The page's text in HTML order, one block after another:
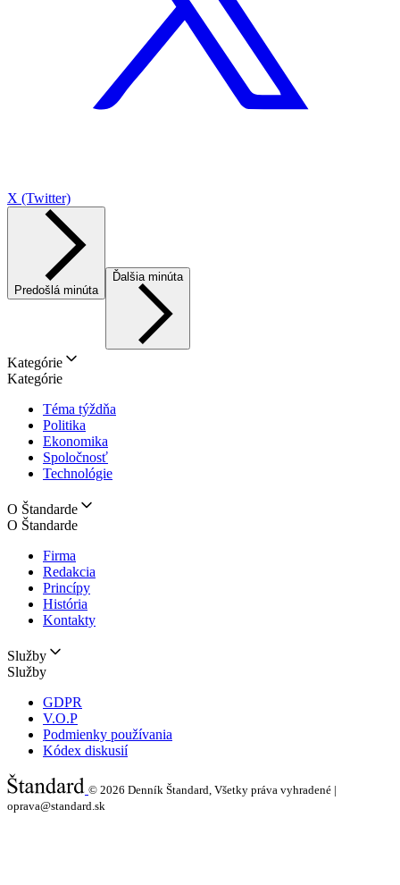
X (Twitter)
Predošlá minúta
Ďalšia minúta
Kategórie
Kategórie
Téma týždňa
Politika
Ekonomika
Spoločnosť
Technológie
O Štandarde
O Štandarde
Firma
Redakcia
Princípy
História
Kontakty
Služby
Služby
GDPR
V.O.P
Podmienky používania
Kódex diskusií
© 2026 Denník Štandard, Všetky práva vyhradené |
oprava@standard.sk